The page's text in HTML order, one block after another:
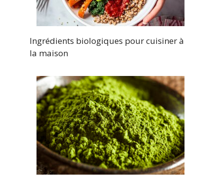
Ingrédients biologiques pour cuisiner à
la maison